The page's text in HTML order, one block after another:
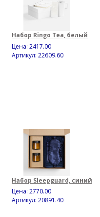
Набор Ringo Tea, белый
Цена: 2417.00
Артикул: 22609.60
Набор Sleepguard, синий
Цена: 2770.00
Артикул: 20891.40